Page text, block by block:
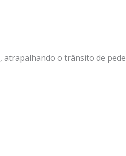
atrapalhando o trânsito de